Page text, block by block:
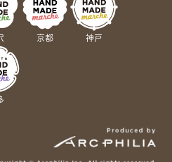
京都 神戸